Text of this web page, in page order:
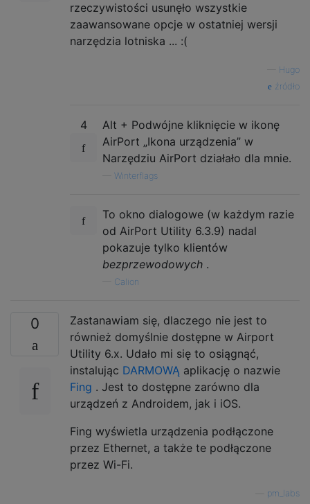
rzeczywistości usunęło wszystkie
zaawansowane opcje w ostatniej wersji
narzędzia lotniska ... :(
Hugo
źródło
4
Alt + Podwójne kliknięcie w ikonę
AirPort „Ikona urządzenia” w
Narzędziu AirPort działało dla mnie.
Winterflags
To okno dialogowe (w każdym razie
od AirPort Utility 6.3.9) nadal
pokazuje tylko klientów
bezprzewodowych .
Calion
0
Zastanawiam się, dlaczego nie jest to
również domyślnie dostępne w Airport
Utility 6.x. Udało mi się to osiągnąć,
instalując DARMOWĄ aplikację o nazwie
Fing . Jest to dostępne zarówno dla
urządzeń z Androidem, jak i iOS.
Fing wyświetla urządzenia podłączone
przez Ethernet, a także te podłączone
przez Wi-Fi.
pm_labs